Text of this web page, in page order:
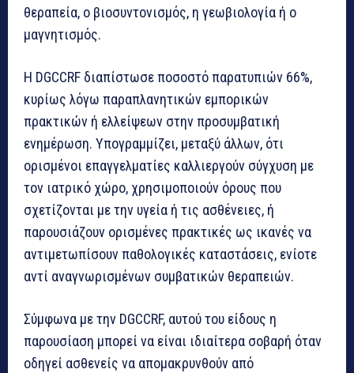
θεραπεία, ο βιοσυντονισμός, η γεωβιολογία ή ο
μαγνητισμός.
Η DGCCRF διαπίστωσε ποσοστό παρατυπιών 66%,
κυρίως λόγω παραπλανητικών εμπορικών
πρακτικών ή ελλείψεων στην προσυμβατική
ενημέρωση. Υπογραμμίζει, μεταξύ άλλων, ότι
ορισμένοι επαγγελματίες καλλιεργούν σύγχυση με
τον ιατρικό χώρο, χρησιμοποιούν όρους που
σχετίζονται με την υγεία ή τις ασθένειες, ή
παρουσιάζουν ορισμένες πρακτικές ως ικανές να
αντιμετωπίσουν παθολογικές καταστάσεις, ενίοτε
αντί αναγνωρισμένων συμβατικών θεραπειών.
Σύμφωνα με την DGCCRF, αυτού του είδους η
παρουσίαση μπορεί να είναι ιδιαίτερα σοβαρή όταν
οδηγεί ασθενείς να απομακρυνθούν από